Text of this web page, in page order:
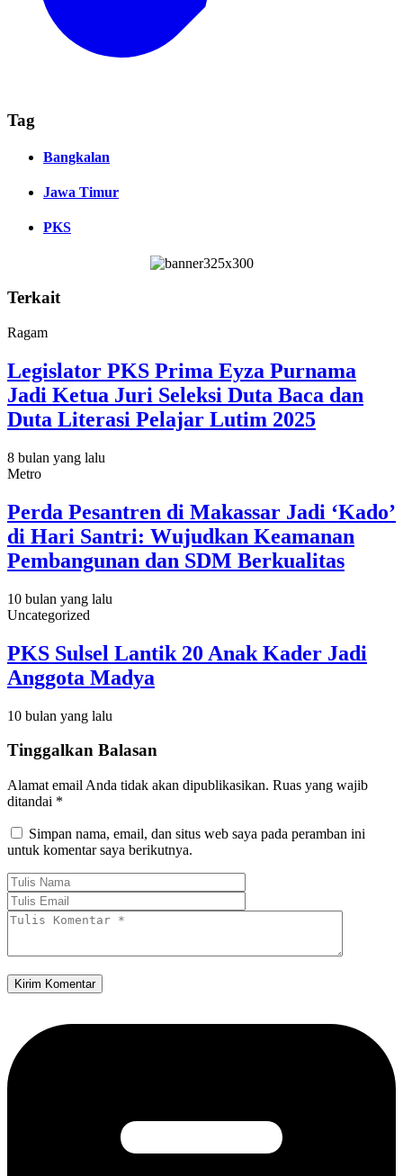
Tag
Bangkalan
Jawa Timur
PKS
Terkait
Ragam
Legislator PKS Prima Eyza Purnama
Jadi Ketua Juri Seleksi Duta Baca dan
Duta Literasi Pelajar Lutim 2025
8 bulan yang lalu
Metro
Perda Pesantren di Makassar Jadi ‘Kado’
di Hari Santri: Wujudkan Keamanan
Pembangunan dan SDM Berkualitas
10 bulan yang lalu
Uncategorized
PKS Sulsel Lantik 20 Anak Kader Jadi
Anggota Madya
10 bulan yang lalu
Tinggalkan Balasan
Alamat email Anda tidak akan dipublikasikan. Ruas yang wajib
ditandai *
Simpan nama, email, dan situs web saya pada peramban ini
untuk komentar saya berikutnya.